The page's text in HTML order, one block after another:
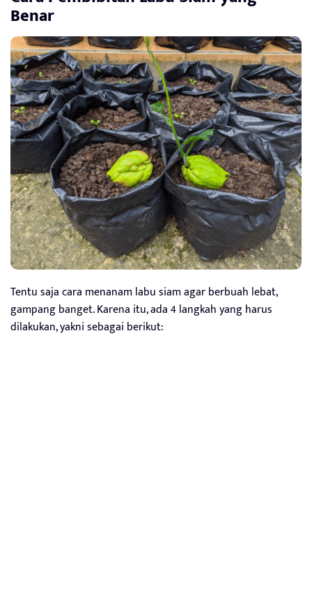
Benar
Tentu saja cara menanam labu siam agar berbuah lebat,
gampang banget. Karena itu, ada 4 langkah yang harus
dilakukan, yakni sebagai berikut: